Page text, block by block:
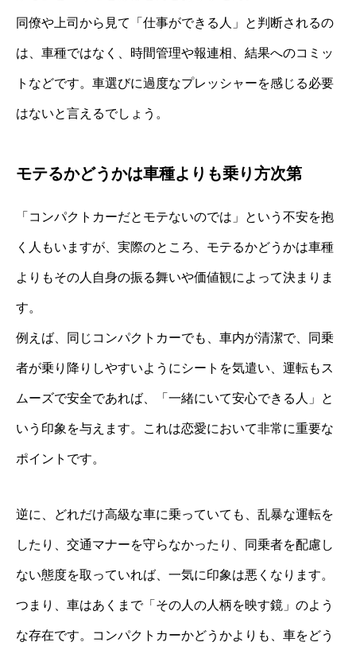
同僚や上司から見て「仕事ができる人」と判断されるの
は、車種ではなく、時間管理や報連相、結果へのコミッ
トなどです。車選びに過度なプレッシャーを感じる必要
はないと言えるでしょう。
モテるかどうかは車種よりも乗り方次第
「コンパクトカーだとモテないのでは」という不安を抱
く人もいますが、実際のところ、モテるかどうかは車種
よりもその人自身の振る舞いや価値観によって決まりま
す。
例えば、同じコンパクトカーでも、車内が清潔で、同乗
者が乗り降りしやすいようにシートを気遣い、運転もス
ムーズで安全であれば、「一緒にいて安心できる人」と
いう印象を与えます。これは恋愛において非常に重要な
ポイントです。
逆に、どれだけ高級な車に乗っていても、乱暴な運転を
したり、交通マナーを守らなかったり、同乗者を配慮し
ない態度を取っていれば、一気に印象は悪くなります。
つまり、車はあくまで「その人の人柄を映す鏡」のよう
な存在です。コンパクトカーかどうかよりも、車をどう